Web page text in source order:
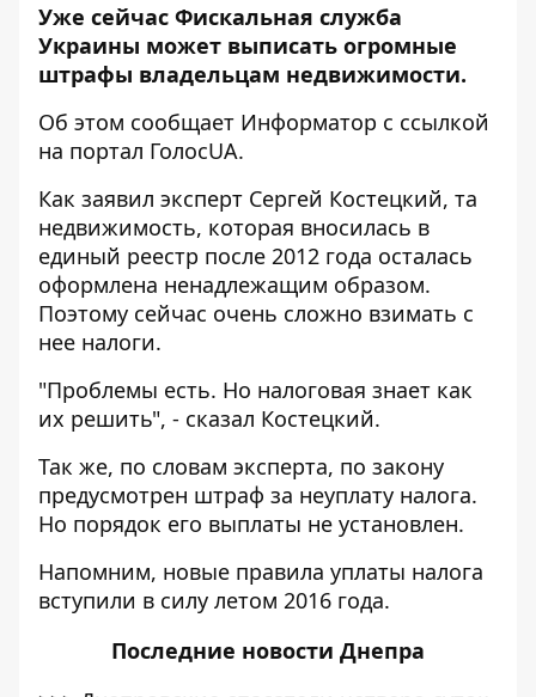
Уже сейчас Фискальная служба
Украины может выписать огромные
штрафы владельцам недвижимости.
Об этом сообщает Информатор с ссылкой
на портал ГолосUA.
Как заявил эксперт Сергей Костецкий, та
недвижимость, которая вносилась в
единый реестр после 2012 года осталась
оформлена ненадлежащим образом.
Поэтому сейчас очень сложно взимать с
нее налоги.
"Проблемы есть. Но налоговая знает как
их решить", - сказал Костецкий.
Так же, по словам эксперта, по закону
предусмотрен штраф за неуплату налога.
Но порядок его выплаты не установлен.
Напомним, новые правила уплаты налога
вступили в силу летом 2016 года.
Последние новости Днепра